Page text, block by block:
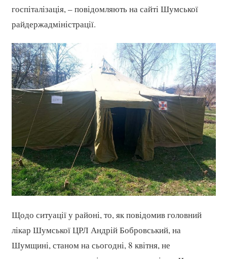
госпіталізація, – повідомляють на сайті Шумської
райдержадміністрації.
Щодо ситуації у районі, то, як повідомив головний
лікар Шумської ЦРЛ Андрій Бобровський, на
Шумщині, станом на сьогодні, 8 квітня, не